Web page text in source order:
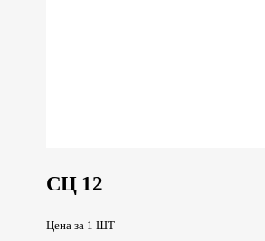
СЦ 12
Цена за 1 ШТ